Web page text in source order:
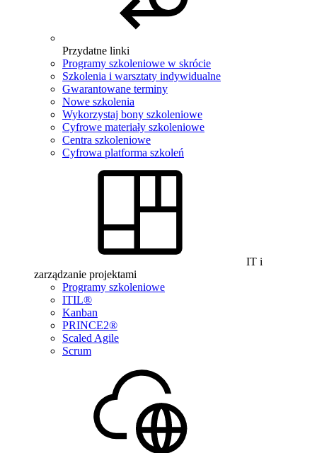
Przydatne linki
Programy szkoleniowe w skrócie
Szkolenia i warsztaty indywidualne
Gwarantowane terminy
Nowe szkolenia
Wykorzystaj bony szkoleniowe
Cyfrowe materiały szkoleniowe
Centra szkoleniowe
Cyfrowa platforma szkoleń
IT i
zarządzanie projektami
Programy szkoleniowe
ITIL®
Kanban
PRINCE2®
Scaled Agile
Scrum